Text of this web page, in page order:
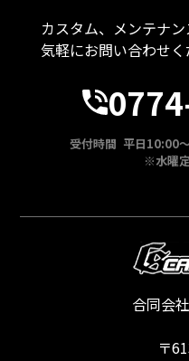
カスタム、メンテナ
気軽にお問い合わせく
受付時間 平日
※水曜
合同会
〒